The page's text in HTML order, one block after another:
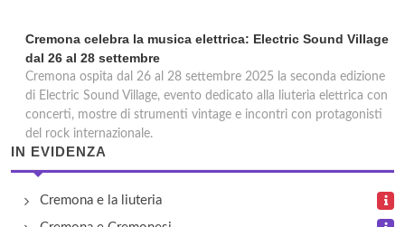
Cremona celebra la musica elettrica: Electric Sound Village
dal 26 al 28 settembre
Cremona ospita dal 26 al 28 settembre 2025 la seconda edizione
di Electric Sound Village, evento dedicato alla liuteria elettrica con
concerti, mostre di strumenti vintage e incontri con protagonisti
del rock internazionale.
IN EVIDENZA
Cremona e la liuteria